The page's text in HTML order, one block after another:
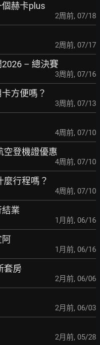
赫卡plus
2周前, 07/18
2周前, 07/17
– 總決賽
3周前, 07/16
方便嗎？
3周前, 07/13
4周前, 07/10
空登機證優惠
4周前, 07/10
麼行程嗎？
4周前, 07/10
業
1月前, 06/16
阿
1月前, 06/16
套房
2月前, 06/06
2月前, 06/03
2月前, 05/28